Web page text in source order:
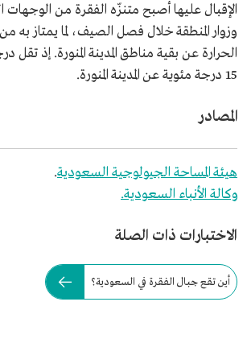
الإقبال عليها أصبح متنزّه الفقرة من الوجهات
وزوار المنطقة خلال فصل الصيف، لما يمتاز به
الحرارة عن بقية مناطق المدينة المنورة. إذ تقل
15 درجة مئوية عن المدينة المنورة.
المصادر
هيئة المساحة الجيولوجية السعودية.
وكالة الأنباء السعودية.
الاختبارات ذات الصلة
أين تقع جبال الفقرة في السعودية؟